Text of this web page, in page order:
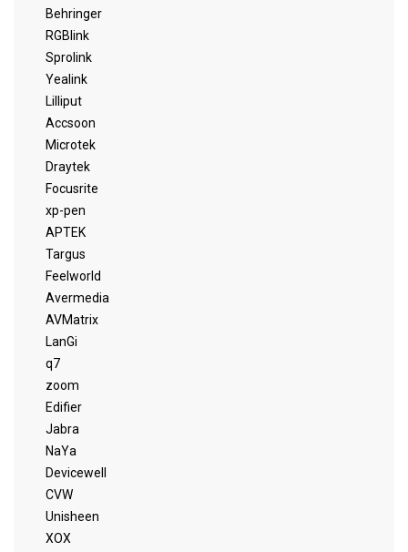
Behringer
RGBlink
Sprolink
Yealink
Lilliput
Accsoon
Microtek
Draytek
Focusrite
xp-pen
APTEK
Targus
Feelworld
Avermedia
AVMatrix
LanGi
q7
zoom
Edifier
Jabra
NaYa
Devicewell
CVW
Unisheen
XOX